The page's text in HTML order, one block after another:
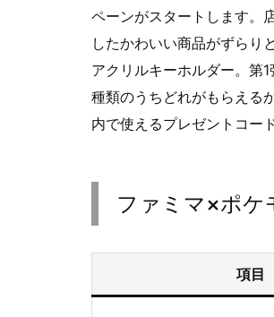
ペーンがスタートします。
したかわいい商品がずらり
アクリルキーホルダー。第
種類のうちどれがもらえる
内で使えるプレゼントコー
ファミマ×ポケ
項目